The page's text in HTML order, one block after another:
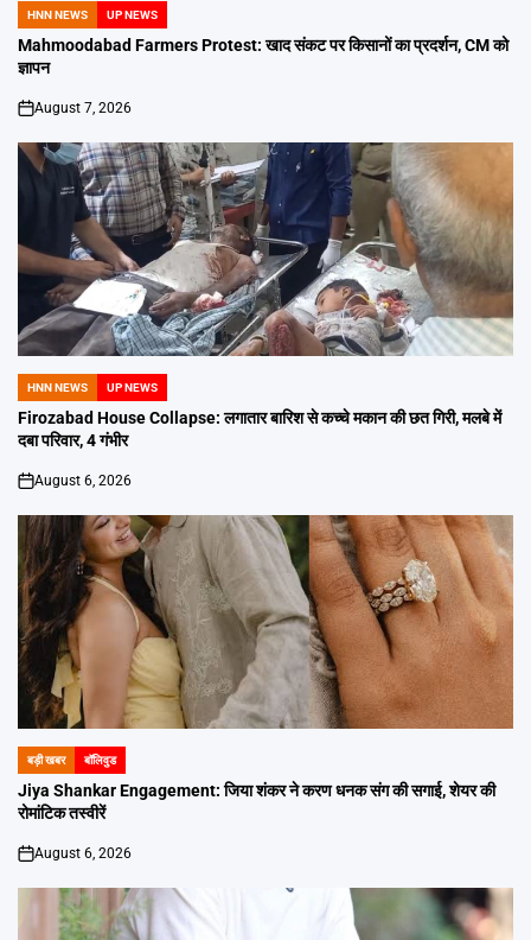
POSTED
IN
HNN NEWS UP NEWS
Mahmoodabad Farmers Protest: खाद संकट पर किसानों का प्रदर्शन, CM को
ज्ञापन
on
August 7, 2026
POSTED
IN
HNN NEWS UP NEWS
Firozabad House Collapse: लगातार बारिश से कच्चे मकान की छत गिरी, मलबे में
दबा परिवार, 4 गंभीर
on
August 6, 2026
POSTED
IN
बड़ी खबर बॉलिवुड
Jiya Shankar Engagement: जिया शंकर ने करण धनक संग की सगाई, शेयर की
रोमांटिक तस्वीरें
on
August 6, 2026